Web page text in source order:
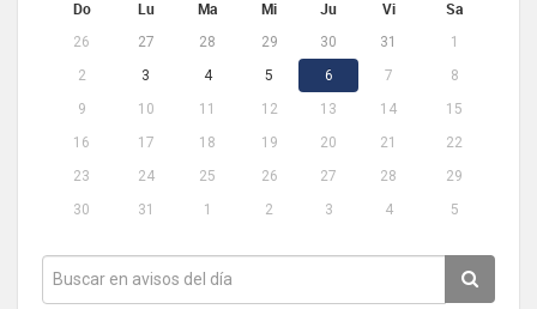
Do Lu Ma Mi Ju Vi Sa
26 27 28 29 30 31
1
2
3 4 5 6 7
8
9
10 11 12 13 14
15
16
17 18 19 20 21
22
23
24 25 26 27 28
29
30
31 1 2 3 4 5